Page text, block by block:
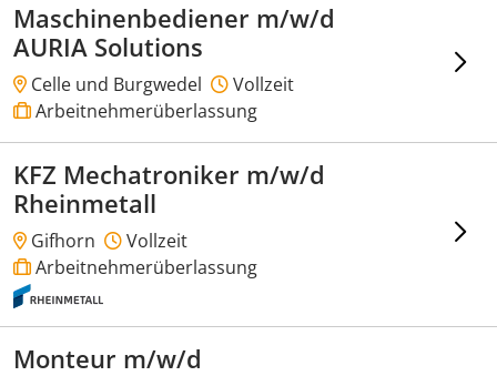
Maschinenbediener m/w/d
AURIA Solutions
Celle und Burgwedel
Vollzeit
Arbeitnehmerüberlassung
KFZ Mechatroniker m/w/d
Rheinmetall
Gifhorn
Vollzeit
Arbeitnehmerüberlassung
Monteur m/w/d